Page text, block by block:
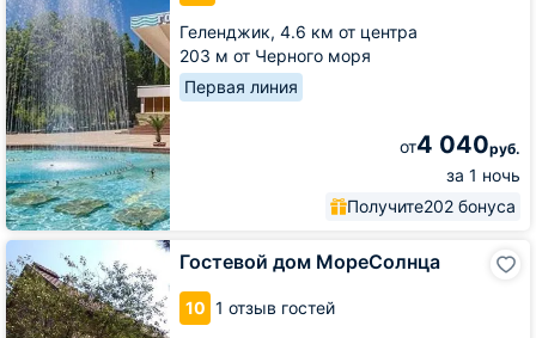
Геленджик, 4.6 км от центра
203 м от Черного моря
Первая линия
от4 040руб.
за 1 ночь
Получите202 бонуса
Гостевой дом МореСолнца
10 1 отзыв гостей
Гостевой
дом
МореСолнца